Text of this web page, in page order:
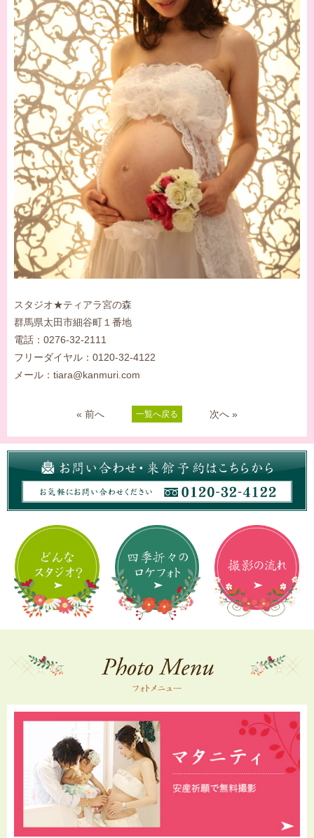
スタジオ★ティアラ宮の森
群馬県太田市細谷町１番地
電話：0276-32-2111
フリーダイヤル：0120-32-4122
メール：tiara@kanmuri.com
« 前へ 一覧へ戻る 次へ »